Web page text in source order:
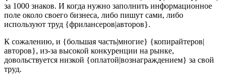
за 1000 знаков. И когда нужно заполнить информационное
поле около своего бизнеса, либо пишут сами, либо
используют труд {фрилансеров|авторов}.
К сожалению, и {большая часть|многие} {копирайтеров|
авторов}, из-за высокой конкуренции на рынке,
довольствуется низкой {оплатой|вознаграждением} за свой
труд.